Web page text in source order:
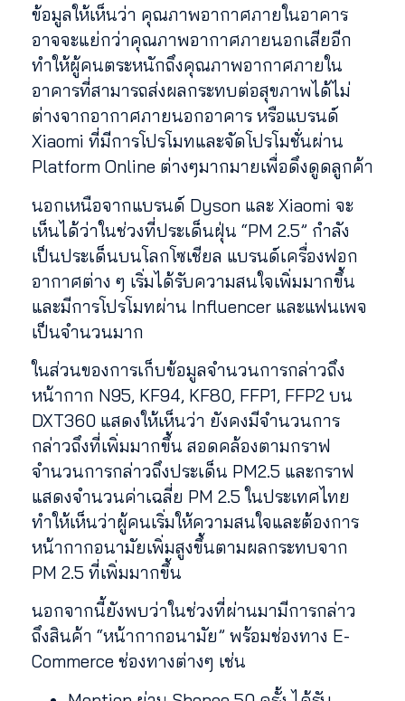
ข้อมูลให้เห็นว่า คุณภาพอากาศภายในอาคาร
อาจจะแย่กว่าคุณภาพอากาศภายนอกเสียอีก
ทำให้ผู้คนตระหนักถึงคุณภาพอากาศภายใน
อาคารที่สามารถส่งผลกระทบต่อสุขภาพได้ไม่
ต่างจากอากาศภายนอกอาคาร หรือแบรนด์
Xiaomi ที่มีการโปรโมทและจัดโปรโมชั่นผ่าน
Platform Online ต่างๆมากมายเพื่อดึงดูดลูกค้า
นอกเหนือจากแบรนด์ Dyson และ Xiaomi จะ
เห็นได้ว่าในช่วงที่ประเด็นฝุ่น “PM 2.5” กำลัง
เป็นประเด็นบนโลกโซเชียล แบรนด์เครื่องฟอก
อากาศต่าง ๆ เริ่มได้รับความสนใจเพิ่มมากขึ้น
และมีการโปรโมทผ่าน Influencer และแฟนเพจ
เป็นจำนวนมาก
ในส่วนของการเก็บข้อมูลจำนวนการกล่าวถึง
หน้ากาก N95, KF94, KF80, FFP1, FFP2 บน
DXT360 แสดงให้เห็นว่า ยังคงมีจำนวนการ
กล่าวถึงที่เพิ่มมากขึ้น สอดคล้องตามกราฟ
จำนวนการกล่าวถึงประเด็น PM2.5 และกราฟ
แสดงจำนวนค่าเฉลี่ย PM 2.5 ในประเทศไทย
ทำให้เห็นว่าผู้คนเริ่มให้ความสนใจและต้องการ
หน้ากากอนามัยเพิ่มสูงขึ้นตามผลกระทบจาก
PM 2.5 ที่เพิ่มมากขึ้น
นอกจากนี้ยังพบว่าในช่วงที่ผ่านมามีการกล่าว
ถึงสินค้า “หน้ากากอนามัย” พร้อมช่องทาง E-
Commerce ช่องทางต่างๆ เช่น